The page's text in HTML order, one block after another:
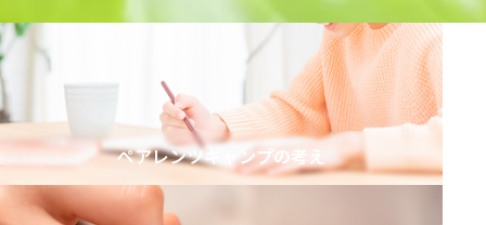
ペアレンツキャンプの考え